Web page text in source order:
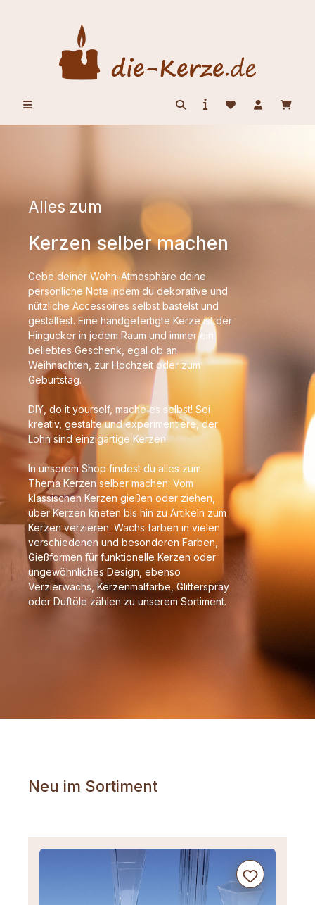
Alles zum
Kerzen selber machen
Gebe deiner Wohn-Atmosphäre deine
persönliche Note indem du dekorative und
nützliche Accessoires selbst bastelst und
gestaltest. Eine handgefertigte Kerze ist der
Hingucker in jedem Raum und immer ein
beliebtes Geschenk, egal ob an
Weihnachten, zur Hochzeit oder zum
Geburtstag.
DIY, do it yourself, mache es selbst! Sei
kreativ, gestalte und experimentiere, der
Lohn sind einzigartige Kerzen.
In unserem Shop findest du alles zum
Thema Kerzen selber machen: Vom
klassischen Kerzen gießen oder ziehen,
über Kerzen kneten bis hin zu Artikeln zum
Kerzen verzieren. Wachs färben in vielen
verschiedenen und besonderen Farben,
Gießformen für funktionelle Kerzen oder
ungewöhnliches Design, ebenso
Verzierwachs, Kerzenmalfarbe, Glitterspray
oder Duftöle zählen zu unserem Sortiment.
Neu im Sortiment